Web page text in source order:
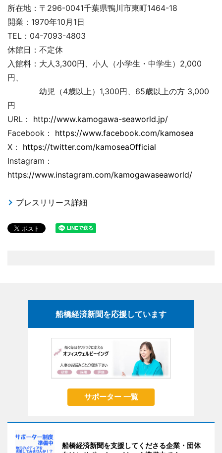
所在地：〒296-0041千葉県鴨川市東町1464-18
開業：1970年10月1日
TEL：04-7093-4803
休館日：不定休
入館料：大人3,300円、小人（小学生・中学生）2,000
円、
幼児（4歳以上）1,300円、65歳以上の方 3,000
円
URL： http://www.kamogawa-seaworld.jp/
Facebook： https://www.facebook.com/kamosea
X： https://twitter.com/kamoseaOfficial
Instagram：
https://www.instagram.com/kamogawaseaworld/
プレスリリース詳細
船橋経済新聞を応援しています
サポーター 一覧
船橋経済新聞を支援してくださる企業・団体